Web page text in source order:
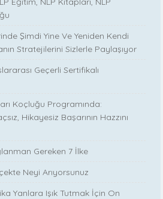
Şimdi Yine Ve Yeniden Kendi
Stratejilerini Sizlerle Paylaşıyor
Geçerli Sertifikalı
Koçluğu Programında:
Hikayesiz Başarının Hazzını
Gereken 7 İlke
Neyi Arıyorsunuz
Yanlara Işık Tutmak İçin On